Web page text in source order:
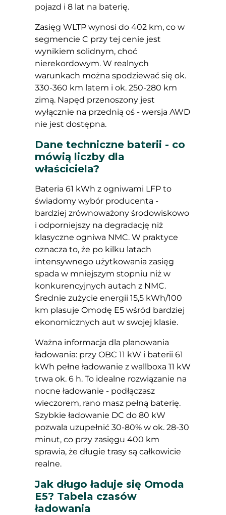
pojazd i 8 lat na baterię.
Zasięg WLTP wynosi do 402 km, co w
segmencie C przy tej cenie jest
wynikiem solidnym, choć
nierekordowym. W realnych
warunkach można spodziewać się ok.
330-360 km latem i ok. 250-280 km
zimą. Napęd przenoszony jest
wyłącznie na przednią oś - wersja AWD
nie jest dostępna.
Dane techniczne baterii - co
mówią liczby dla
właściciela?
Bateria 61 kWh z ogniwami LFP to
świadomy wybór producenta -
bardziej zrównoważony środowiskowo
i odporniejszy na degradację niż
klasyczne ogniwa NMC. W praktyce
oznacza to, że po kilku latach
intensywnego użytkowania zasięg
spada w mniejszym stopniu niż w
konkurencyjnych autach z NMC.
Średnie zużycie energii 15,5 kWh/100
km plasuje Omodę E5 wśród bardziej
ekonomicznych aut w swojej klasie.
Ważna informacja dla planowania
ładowania: przy OBC 11 kW i baterii 61
kWh pełne ładowanie z wallboxa 11 kW
trwa ok. 6 h. To idealne rozwiązanie na
nocne ładowanie - podłączasz
wieczorem, rano masz pełną baterię.
Szybkie ładowanie DC do 80 kW
pozwala uzupełnić 30-80% w ok. 28-30
minut, co przy zasięgu 400 km
sprawia, że długie trasy są całkowicie
realne.
Jak długo ładuje się Omoda
E5? Tabela czasów
ładowania